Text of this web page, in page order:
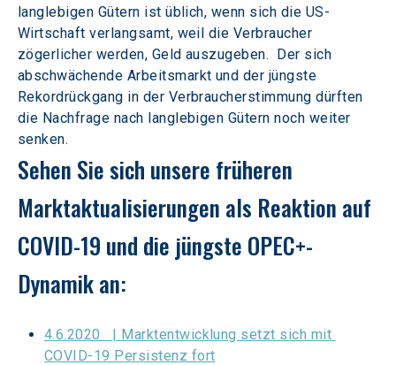
langlebigen Gütern ist üblich, wenn sich die US-
Wirtschaft verlangsamt, weil die Verbraucher
zögerlicher werden, Geld auszugeben.  Der sich
abschwächende Arbeitsmarkt und der jüngste
Rekordrückgang in der Verbraucherstimmung dürften
die Nachfrage nach langlebigen Gütern noch weiter
senken.
Sehen Sie sich unsere früheren
Marktaktualisierungen als Reaktion auf
COVID-19 und die jüngste OPEC+-
Dynamik an:
4.6.2020   | Marktentwicklung setzt sich mit
COVID-19 Persistenz fort